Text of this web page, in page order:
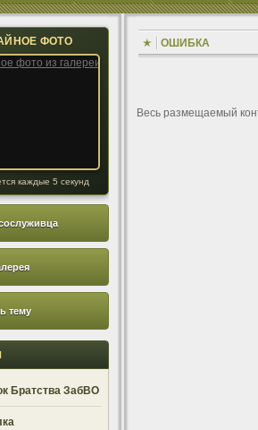
ФОТО
каждые 5 секунд
тему
Братства ЗабВО
ОШИБКА
Весь размещаемый